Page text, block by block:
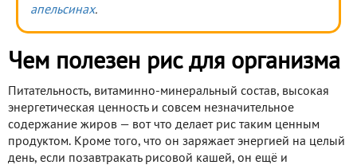
апельсинах.
Чем полезен рис для организма
Питательность, витаминно-минеральный состав, высокая
энергетическая ценность и совсем незначительное
содержание жиров — вот что делает рис таким ценным
продуктом. Кроме того, что он заряжает энергией на целый
день, если позавтракать рисовой кашей, он ещё и